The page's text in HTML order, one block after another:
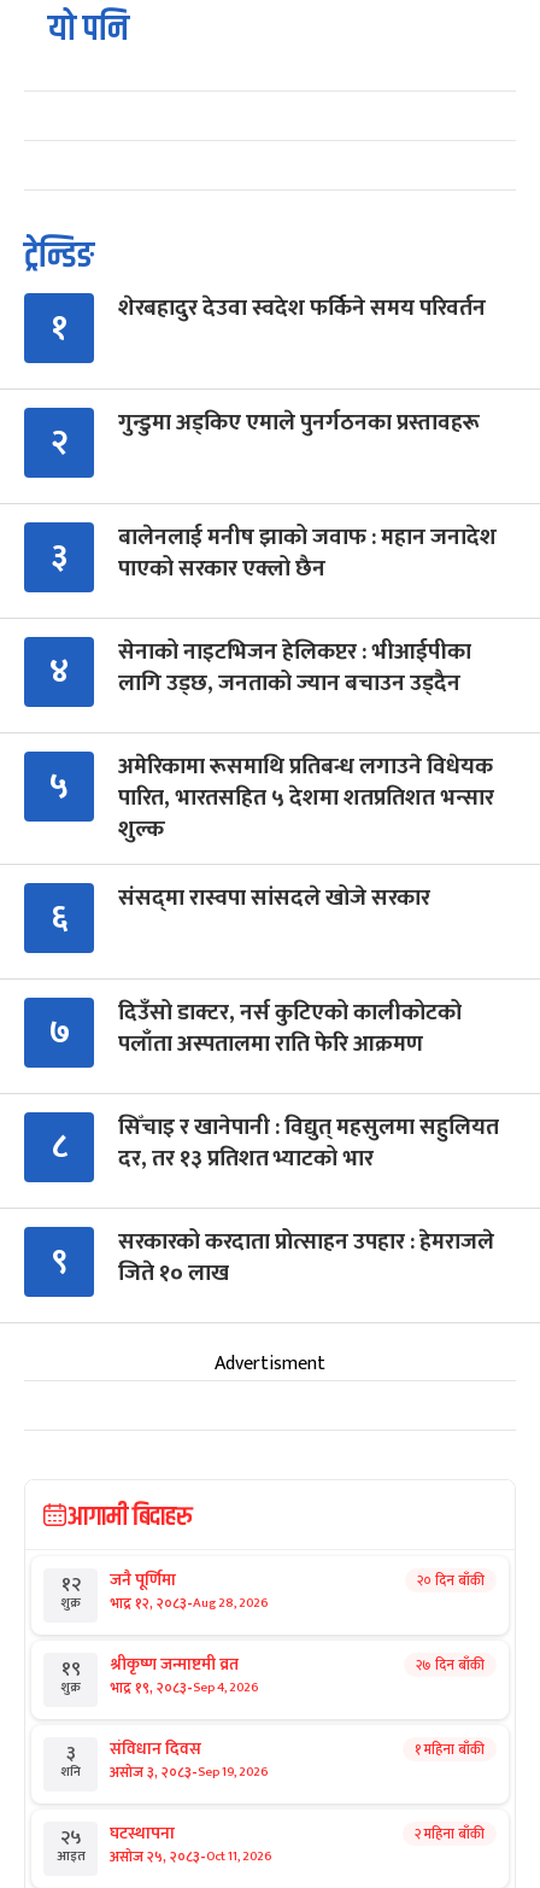
यो पनि
ट्रेन्डिङ
१ शेरबहादुर देउवा स्वदेश फर्किने समय परिवर्तन
२ गुन्डुमा अड्किए एमाले पुनर्गठनका प्रस्तावहरू
३
बालेनलाई मनीष झाको जवाफ : महान जनादेश
पाएको सरकार एक्लो छैन
४
सेनाको नाइटभिजन हेलिकप्टर : भीआईपीका
लागि उड्छ, जनताको ज्यान बचाउन उड्दैन
५
अमेरिकामा रूसमाथि प्रतिबन्ध लगाउने विधेयक
पारित, भारतसहित ५ देशमा शतप्रतिशत भन्सार
शुल्क
६ संसद्‍मा रास्वपा सांसदले खोजे सरकार
७
दिउँसो डाक्टर, नर्स कुटिएको कालीकोटको
पलाँता अस्पतालमा राति फेरि आक्रमण
८
सिँचाइ र खानेपानी : विद्युत् महसुलमा सहुलियत
दर, तर १३ प्रतिशत भ्याटको भार
९
सरकारको करदाता प्रोत्साहन उपहार : हेमराजले
जिते १० लाख
Advertisment
आगामी बिदाहरु
१२
शुक्र
जनै पूर्णिमा
भाद्र १२, २०८३-Aug 28, 2026
२० दिन बाँकी
१९
शुक्र
श्रीकृष्ण जन्माष्टमी व्रत
भाद्र १९, २०८३-Sep 4, 2026
२७ दिन बाँकी
३
शनि
संविधान दिवस
असोज ३, २०८३-Sep 19, 2026
१ महिना बाँकी
२५
आइत
घटस्थापना
असोज २५, २०८३-Oct 11, 2026
२ महिना बाँकी